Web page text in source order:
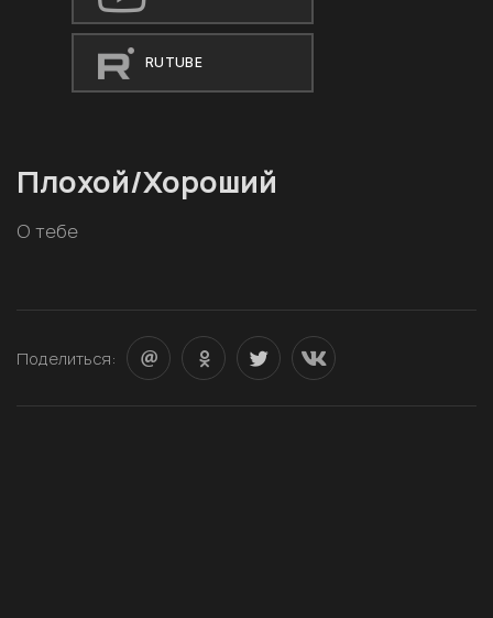
RUTUBE
Плохой/Хороший
О тебе
Поделиться: